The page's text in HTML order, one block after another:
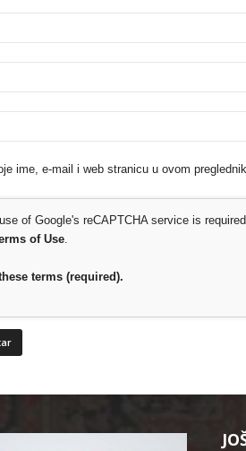
ime, e-mail i web stranicu u ovom
of Google's reCAPTCHA service is
of Use.
terms (required).